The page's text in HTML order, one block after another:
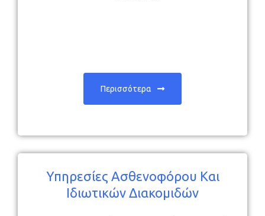
Περισσότερα
Υπηρεσίες Ασθενοφόρου Και
Ιδιωτικών Διακομιδών